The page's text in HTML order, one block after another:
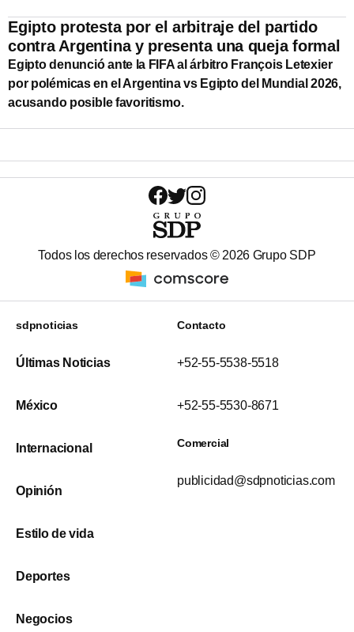
Egipto protesta por el arbitraje del partido
contra Argentina y presenta una queja formal
Egipto denunció ante la FIFA al árbitro François Letexier
por polémicas en el Argentina vs Egipto del Mundial 2026,
acusando posible favoritismo.
Todos los derechos reservados ©2026 Grupo SDP
sdpnoticias
Últimas Noticias
México
Internacional
Opinión
Estilo de vida
Deportes
Negocios
Contacto
+52-55-5538-5518
+52-55-5530-8671
Comercial
publicidad@sdpnoticias.com